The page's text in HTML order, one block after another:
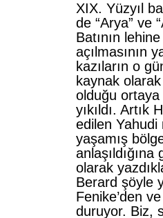
XIX. Yüzyıl
de “Arya” ve
Batının
açılmasının
kazıların o
kaynak olarak
olduğu ortaya
yıkıldı. Artık
edilen
yaşamış
olarak
Berard şöyle
Fenike’den
duruyor. Biz,